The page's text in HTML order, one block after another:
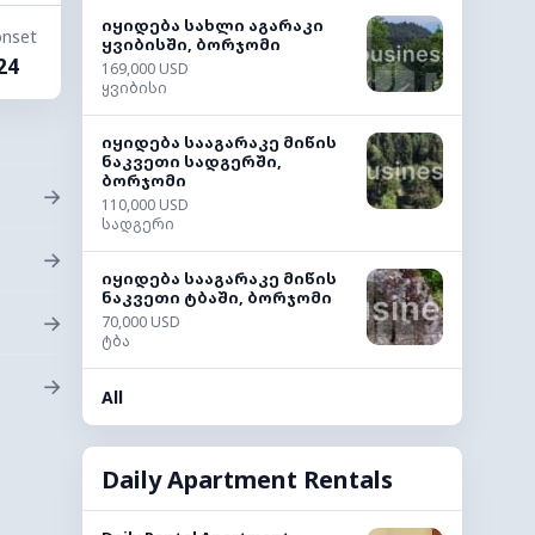
→
→
→
→
იყიდება სახლი აგარაკი
ყვიბისში, ბორჯომი
169,000 USD
ყვიბისი
იყიდება სააგარაკე მიწის
ნაკვეთი სადგერში,
ბორჯომი
110,000 USD
სადგერი
იყიდება სააგარაკე მიწის
ნაკვეთი ტბაში, ბორჯომი
70,000 USD
ტბა
All
Daily Apartment Rentals